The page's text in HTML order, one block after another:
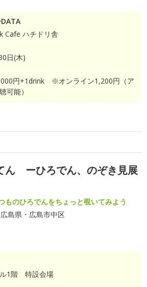
Cafe ハチドリ舎
日(木)
円+1drink ※オンライン1,200円（ア
可能）
ん ーひろでん、のぞき見展
ものひろでんをちょっと覗いてみよう
広島県・広島市中区
1階 特設会場